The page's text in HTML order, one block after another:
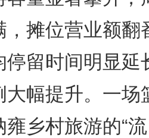
，摊位营业额翻
停留时间明显延
大幅提升。一场
乡村旅游的“流